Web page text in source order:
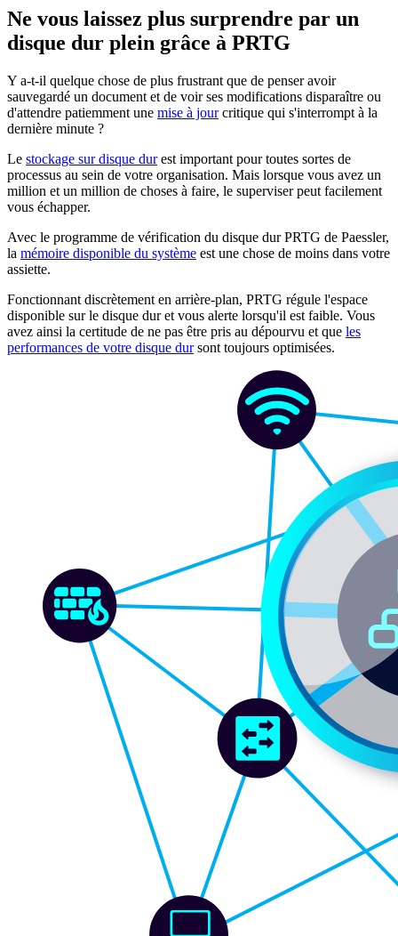
Ne vous laissez plus surprendre par un
disque dur plein grâce à PRTG
Y a-t-il quelque chose de plus frustrant que de penser avoir
sauvegardé un document et de voir ses modifications disparaître ou
d'attendre patiemment une mise à jourcritique qui s'interrompt à la
dernière minute ?
Le stockage sur disque durest important pour toutes sortes de
processus au sein de votre organisation. Mais lorsque vous avez un
million et un million de choses à faire, le superviser peut facilement
vous échapper.
Avec le programme de vérification du disque dur PRTG de Paessler,
la mémoire disponible du système est une chose de moins dans votre
assiette.
Fonctionnant discrètement en arrière-plan, PRTG régule l'espace
disponible sur le disque dur et vous alerte lorsqu'il est faible. Vous
avez ainsi la certitude de ne pas être pris au dépourvu et que les
performances de votre disque dursont toujours optimisées.